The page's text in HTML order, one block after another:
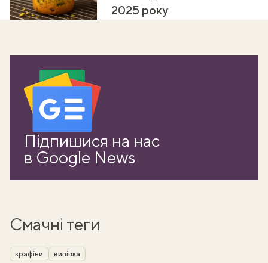
2025 року
Підпишися на нас
в Google News
Смачні теги
крафіни випічка